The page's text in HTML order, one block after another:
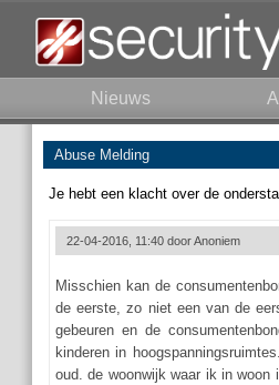
Nieuws
Abuse Melding
Je hebt een klacht over de
22-04-2016, 11:40 doorAnoniem
Misschien kan de
de eerste, zo niet een van de
gebeuren en de
kinderen in
oud. de woonwijk waar ik in